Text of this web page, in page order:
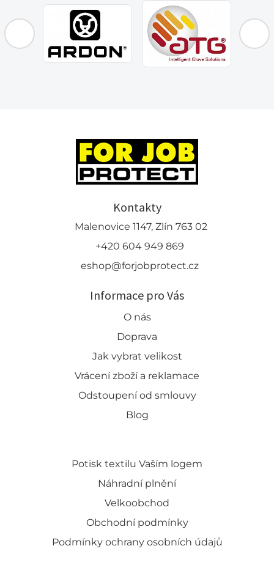
Kontakty
Malenovice 1147, Zlín 763 02
+420 604 949 869
eshop@forjobprotect.cz
Informace pro Vás
O nás
Doprava
Jak vybrat velikost
Vrácení zboží a reklamace
Odstoupení od smlouvy
Blog
Potisk textilu Vaším logem
Náhradní plnění
Velkoobchod
Obchodní podmínky
Podmínky ochrany osobních údajů